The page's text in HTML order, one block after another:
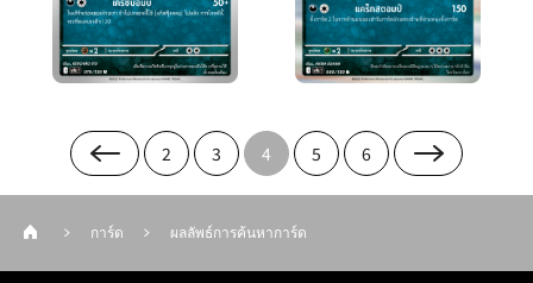
2 3 4 5 6
การ์ด ผลลัพธ์การค้นหาการ์ด